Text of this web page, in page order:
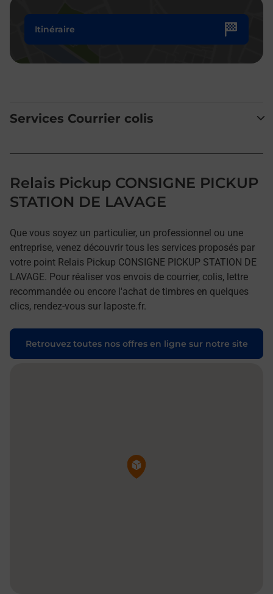
Itinéraire
Services Courrier colis
Relais Pickup CONSIGNE PICKUP
STATION DE LAVAGE
Que vous soyez un particulier, un professionnel ou une
entreprise, venez découvrir tous les services proposés par
votre point Relais Pickup CONSIGNE PICKUP STATION DE
LAVAGE. Pour réaliser vos envois de courrier, colis, lettre
recommandée ou encore l'achat de timbres en quelques
clics, rendez-vous sur laposte.fr.
Retrouvez toutes nos offres en ligne sur notre site
Pin de la carte